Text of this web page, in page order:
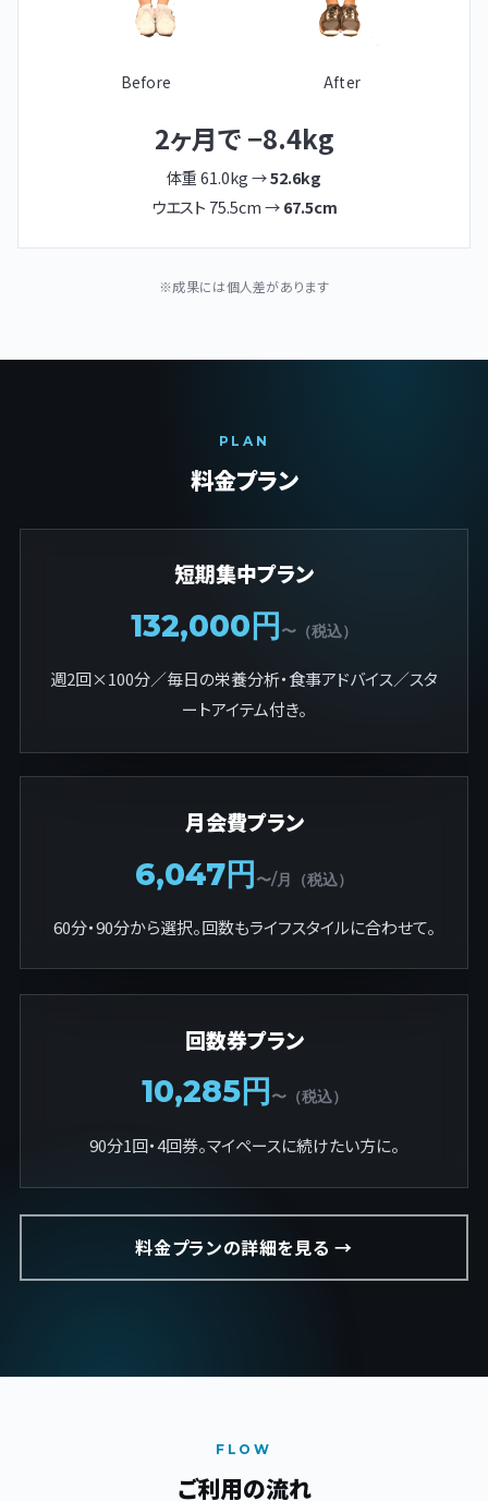
Before After
2ヶ月で −8.4kg
体重 61.0kg →52.6kg
ウエスト 75.5cm →67.5cm
※成果には個人差があります
PLAN
料金プラン
短期集中プラン
132,000円 〜（税込）
週2回×100分／毎日の栄養分析・食事アドバイス／スタ
ートアイテム付き。
月会費プラン
6,047円〜/月（税込）
60分・90分から選択。回数もライフスタイルに合わせて。
回数券プラン
10,285円 〜（税込）
90分1回・4回券。マイペースに続けたい方に。
料金プランの詳細を見る →
FLOW
ご利用の流れ